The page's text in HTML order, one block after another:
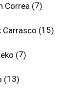
Correa 7
Carrasco 15
7
13